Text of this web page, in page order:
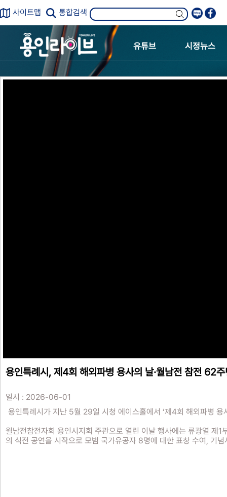
사이트맵 통합검색
유튜브 시정뉴스
용인특례시, 제4회 해외파병 용사의 날·월남전 참전 62
일시 : 2026-06-01
용인특례시가 지난 5월 29일 시청 에이스홀에서 ‘제4회 해외파병
월남전참전자회 용인시지회 주관으로 열린 이날 행사에는 류광열 제
의 식전 공연을 시작으로 모범 국가유공자 8명에 대한 표창 수여, 기